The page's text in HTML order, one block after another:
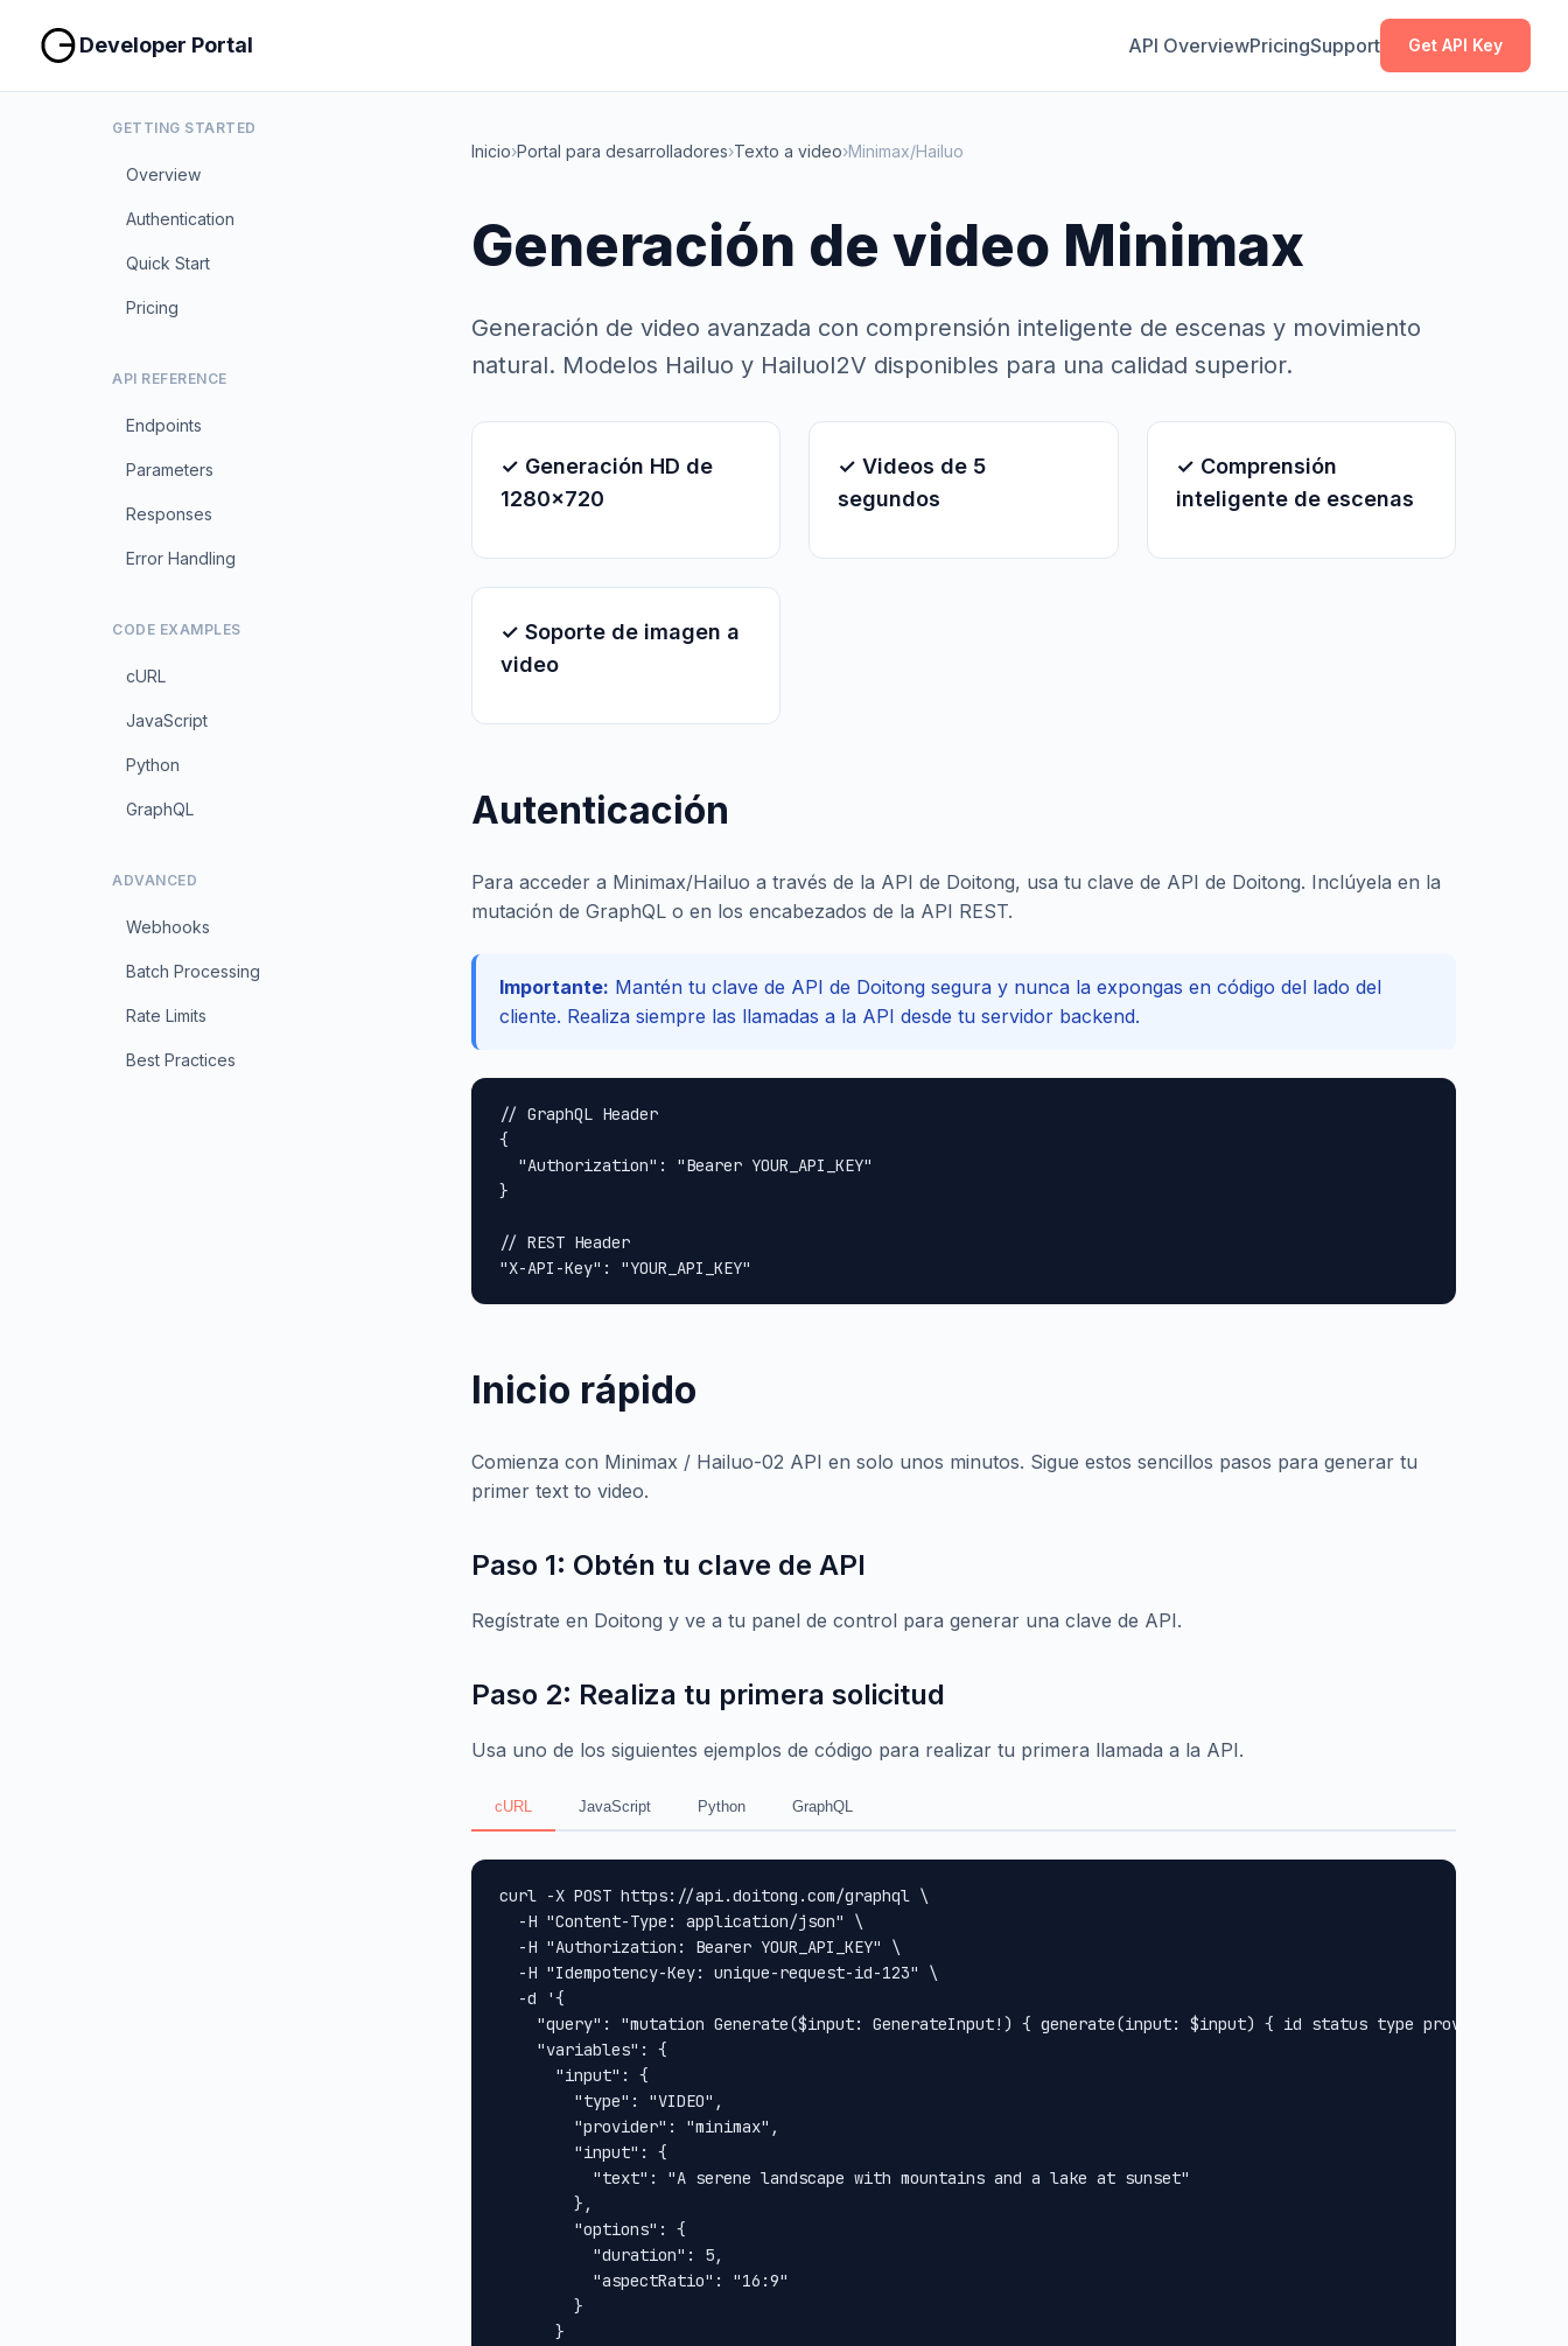
Developer Portal API OverviewPricingSupport Get API Key
GETTING STARTED
Overview
Authentication
Quick Start
Pricing
API REFERENCE
Endpoints
Parameters
Responses
Error Handling
CODE EXAMPLES
cURL
JavaScript
Python
GraphQL
ADVANCED
Webhooks
Batch Processing
Rate Limits
Best Practices
Inicio›Portal para desarrolladores›Texto a video›Minimax/Hailuo
Generación de video Minimax
Generación de video avanzada con comprensión inteligente de escenas y movimiento
natural. Modelos Hailuo y HailuoI2V disponibles para una calidad superior.
✓ Generación HD de
1280x720
✓ Videos de 5
segundos
✓ Comprensión
inteligente de escenas
✓ Soporte de imagen a
video
Autenticación
Para acceder a Minimax/Hailuo a través de la API de Doitong, usa tu clave de API de Doitong. Inclúyela en la
mutación de GraphQL o en los encabezados de la API REST.
Importante: Mantén tu clave de API de Doitong segura y nunca la expongas en código del lado del
cliente. Realiza siempre las llamadas a la API desde tu servidor backend.
// GraphQL Header
{
  "Authorization": "Bearer YOUR_API_KEY"
}
// REST Header
"X-API-Key": "YOUR_API_KEY"
Copiar
Inicio rápido
Comienza con Minimax / Hailuo-02 API en solo unos minutos. Sigue estos sencillos pasos para generar tu
primer text to video.
Paso 1: Obtén tu clave de API
Regístrate en Doitong y ve a tu panel de control para generar una clave de API.
Paso 2: Realiza tu primera solicitud
Usa uno de los siguientes ejemplos de código para realizar tu primera llamada a la API.
cURL JavaScript Python GraphQL
curl -X POST https://api.doitong.com/graphql \
  -H "Content-Type: application/json" \
  -H "Authorization: Bearer YOUR_API_KEY" \
  -H "Idempotency-Key: unique-request-id-123" \
  -d '{
"query": "mutation Generate($input: GenerateInput!) { generate(input: $input) { id status type provider url
    "variables": {
      "input": {
        "type": "VIDEO",
        "provider": "minimax",
        "input": {
          "text": "A serene landscape with mountains and a lake at sunset"
        },
        "options": {
          "duration": 5,
          "aspectRatio": "16:9"
        }
      }
Copiar